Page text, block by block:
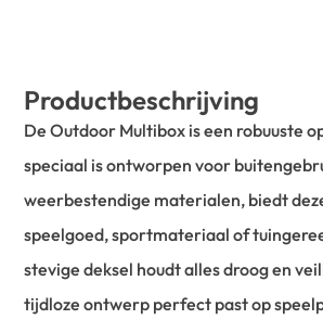
Productbeschrijving
De Outdoor Multibox is een robuuste
speciaal is ontworpen voor
weerbestendige materialen, biedt
speelgoed, sportmateriaal of
stevige deksel houdt alles droog en
tijdloze ontwerp perfect past op